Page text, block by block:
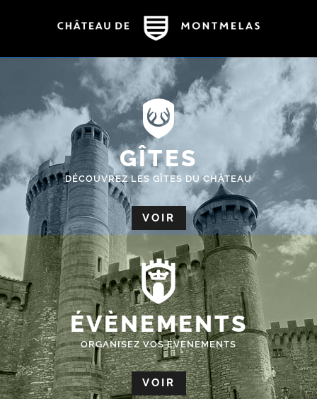
GÎTES
DÉCOUVREZ LES GÎTES DU CHÂTEAU
VOIR
ÉVÈNEMENTS
ORGANISEZ VOS EVENEMENTS
VOIR